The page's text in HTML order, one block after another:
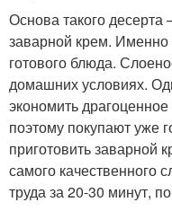
Основа такого
заварной крем. Именно
готового блюда.
домашних условиях.
экономить
поэтому покупают уже
приготовить заварной
самого качественного
труда за 20-30 минут,